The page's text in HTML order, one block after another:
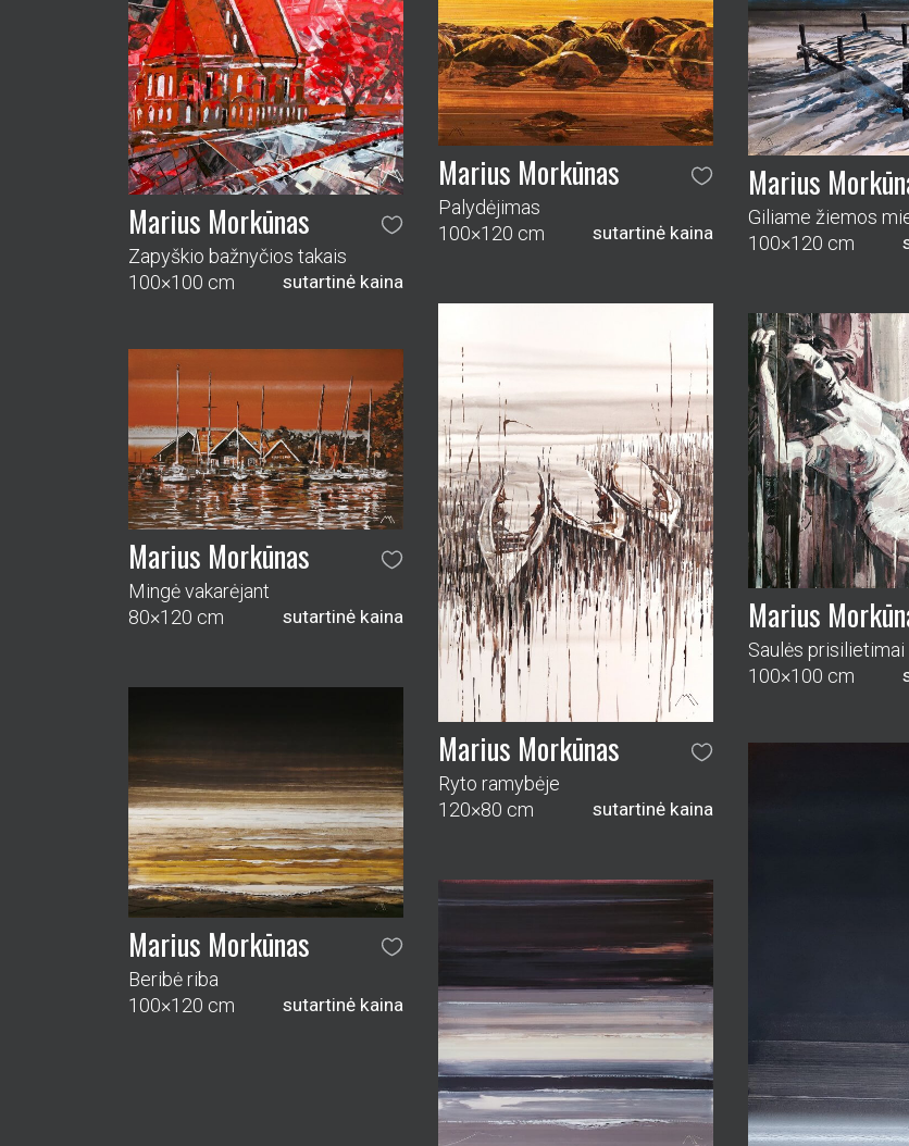
Marius Morkūnas
Ryto ramybėje
120×80 cm
sutartinė kaina
Saulės prisilietimai
100×100 cm
Marius Morkūnas
Mingė vakarėjant
80×120 cm
sutartinė kaina
Marius Morkūnas
Jūra naktyje
140×70 cm
Šviesa jūros tolumoje
100×100 cm
sutartinė kaina
Daugiau dailininko paveikslų